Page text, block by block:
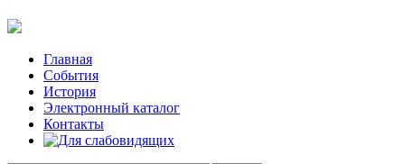
Главная
События
История
Электронный каталог
Контакты